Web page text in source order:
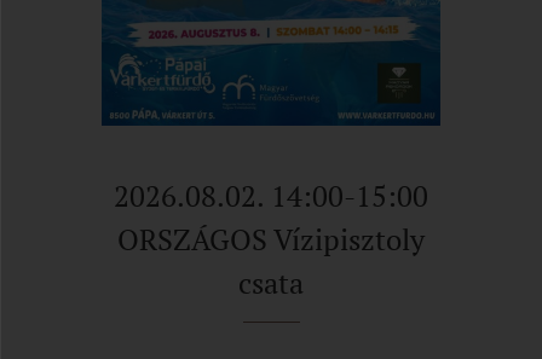
2026.08.02. 14:00-15:00
ORSZÁGOS Vízipisztoly
csata